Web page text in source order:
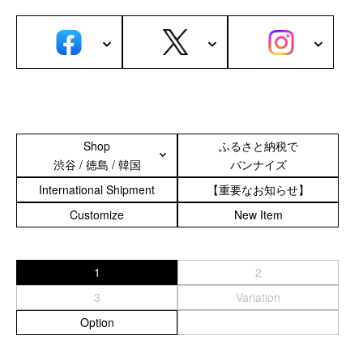
斜めがけショルダーバッグ
サブバッグ／ウエストバッグ
バッグインバッグ
Other
財布／カード、コインケース
便利なアタッチメント／パーツ
ショルダーベルト／パット
ストラップ／ネックストラップ
カメラ用ストラップ
キーケース／キーホルダー
Shop
渋谷 / 徳島 / 韓国
ふるさと納税で
バンナイズ
International Shipment
【重要なお知らせ】
Customize
New Item
1
2
3
Variation
Option